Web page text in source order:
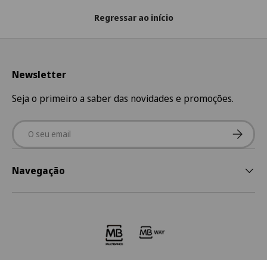
Regressar ao início
Newsletter
Seja o primeiro a saber das novidades e promoções.
Email
Navegação